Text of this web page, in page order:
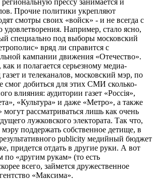
Прочие политики укрепляют
смотры своих «войск» - и не всегда с
удовлетворения. Например, стало ясно,
специально под выборы московский
вряд ли справится с
кампании движения «Отечество».
и полагается серьезному медиа-
и телеканалов, московский мэр, по
добиться для этих СМИ сколько-
влияния: аудитории газет «Россiя»,
«Культура» и даже «Метро», а также
рассматриваться лишь как очень
лужковского электората. Так что,
поддержать собственное детище, в
publicity медийный бюджет
придется отдать в другие руки. А вот
по «другим рукам» (то есть
всего, займется дружественное
«Максима».